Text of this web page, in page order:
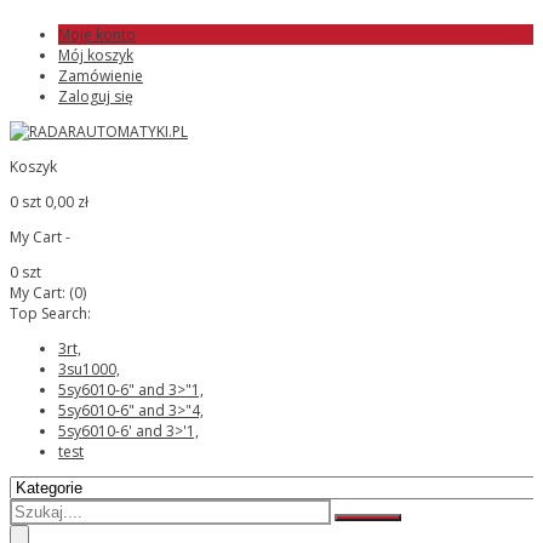
Moje konto
Mój koszyk
Zamówienie
Zaloguj się
Koszyk
0 szt 0,00 zł
My Cart -
0 szt
My Cart: (0)
Top Search:
3rt,
3su1000,
5sy6010-6" and 3>"1,
5sy6010-6" and 3>"4,
5sy6010-6' and 3>'1,
test